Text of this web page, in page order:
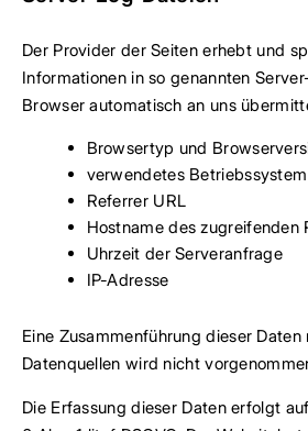
Der Provider der Seiten erhebt und
Informationen in so genannten
Browser automatisch an uns
Browsertyp und
verwendetes Betriebssystem
Referrer URL
Hostname des zugreifenden
Uhrzeit der Serveranfrage
IP-Adresse
Eine Zusammenführung dieser Daten
Datenquellen wird nicht
Die Erfassung dieser Daten erfolgt